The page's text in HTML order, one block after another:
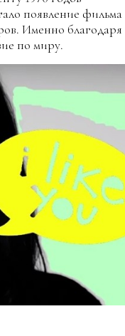
появление фильма
Именно благодаря
по миру.